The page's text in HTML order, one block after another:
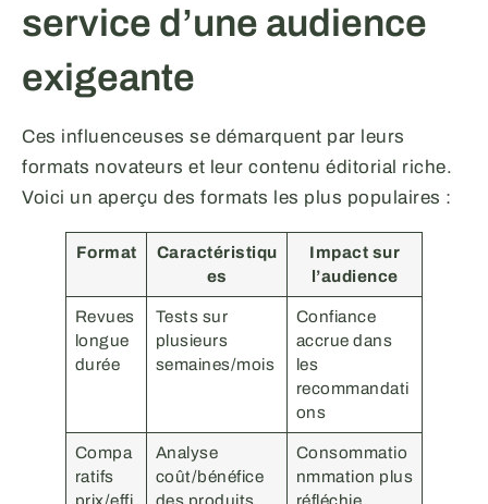
service d’une audience
exigeante
Ces influenceuses se démarquent par leurs
formats novateurs et leur contenu éditorial riche.
Voici un aperçu des formats les plus populaires :
Format
Caractéristiqu
es
Impact sur
l’audience
Revues
longue
durée
Tests sur
plusieurs
semaines/mois
Confiance
accrue dans
les
recommandati
ons
Compa
ratifs
Analyse
coût/bénéfice
Consommatio
nmmation plus